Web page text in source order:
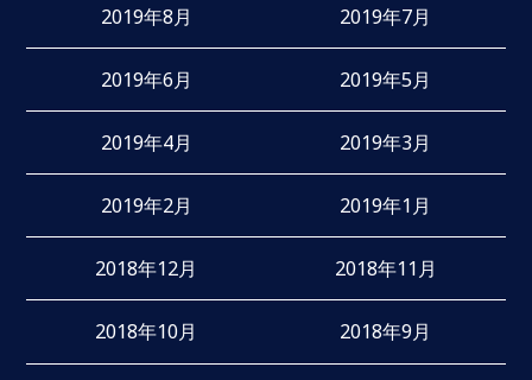
2019年8月 2019年7月
2019年6月 2019年5月
2019年4月 2019年3月
2019年2月 2019年1月
2018年12月 2018年11月
2018年10月 2018年9月